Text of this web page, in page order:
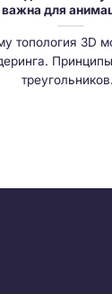
для
топология 3D